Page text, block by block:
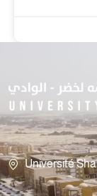
Université